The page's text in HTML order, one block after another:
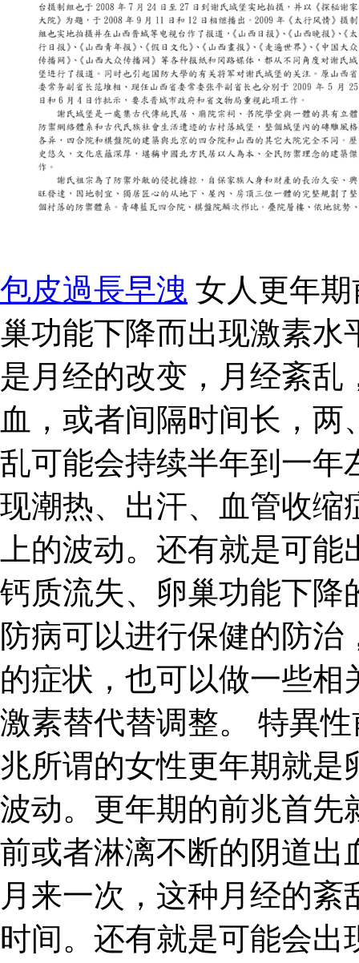
包皮過長早洩 女人更年
巢功能下降而出现激素水
是月经的改变，月经紊
血，或者间隔时间长，
乱可能会持续半年到一年
现潮热、出汗、血管收缩
上的波动。还有就是可
钙质流失、卵巢功能下降
防病可以进行保健的防
的症状，也可以做一些
激素替代替调整。 特異
兆所谓的女性更年期就是
波动。更年期的前兆首先
前或者淋漓不断的阴道出
月来一次，这种月经的
时间。还有就是可能会